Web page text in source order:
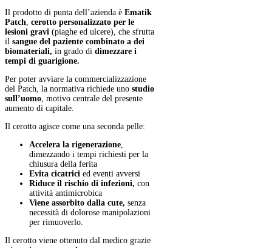
Il prodotto di punta dell’azienda è Ematik
Patch, cerotto personalizzato per le
lesioni gravi (piaghe ed ulcere), che sfrutta
il sangue del paziente combinato a dei
biomateriali, in grado di dimezzare i
tempi di guarigione.
Per poter avviare la commercializzazione
del Patch, la normativa richiede uno studio
sull’uomo, motivo centrale del presente
aumento di capitale.
Il cerotto agisce come una seconda pelle:
Accelera la rigenerazione,
dimezzando i tempi richiesti per la
chiusura della ferita
Evita cicatrici ed eventi avversi
Riduce il rischio di infezioni, con
attività antimicrobica
Viene assorbito dalla cute, senza
necessità di dolorose manipolazioni
per rimuoverlo.
Il cerotto viene ottenuto dal medico grazie